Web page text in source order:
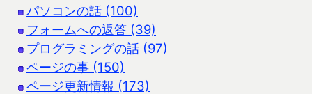
パソコンの話 (100)
フォームへの返答 (39)
プログラミングの話 (97)
ページの事 (150)
ページ更新情報 (173)